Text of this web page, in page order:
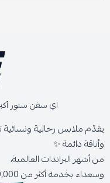
اي سفن ستور
يقدّم ملابس رجالية
وأناقة دائمة ✨
من أشهر البراندات العالمية،
وسعداء بخدمة أكثر من 300,000 عميل حول المملكة.